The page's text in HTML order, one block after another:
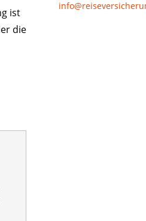
ist
die